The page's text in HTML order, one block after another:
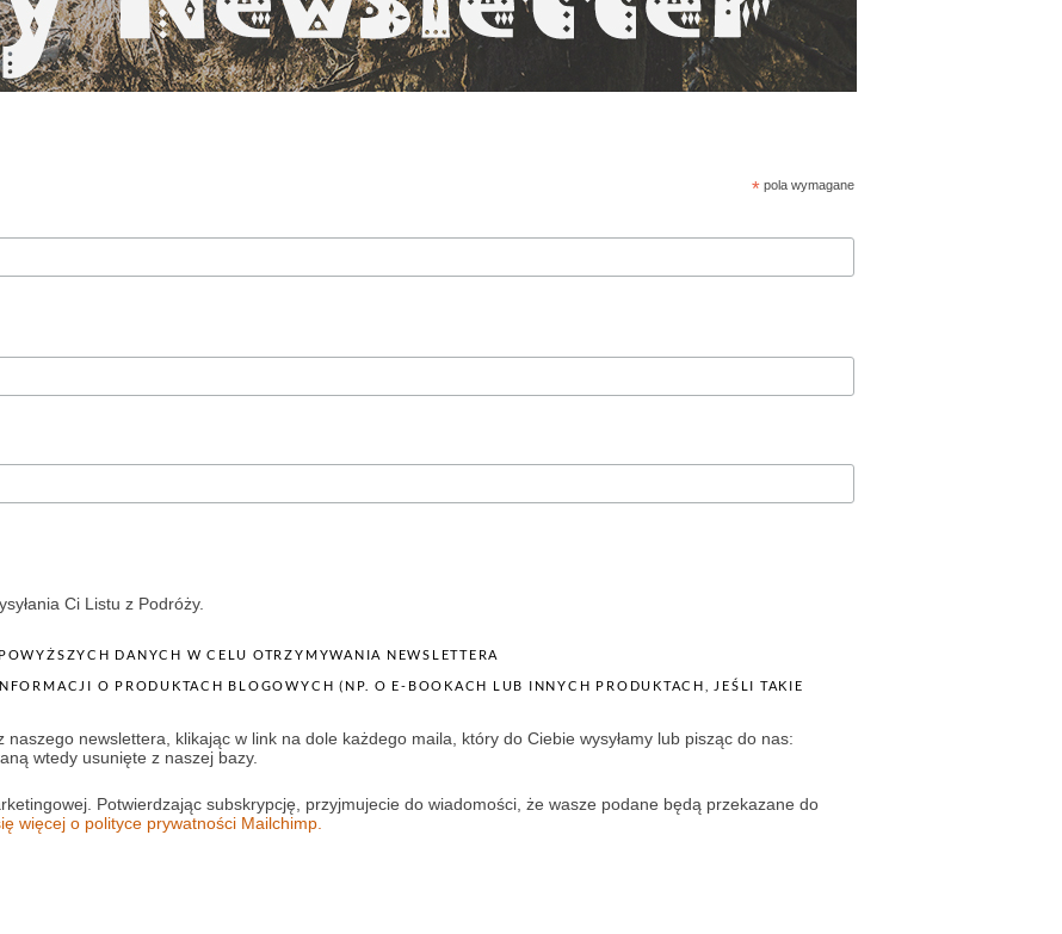
* pola wymagane
Ci Listu z Podróży.
DANYCH W CELU OTRZYMYWANIA NEWSLETTERA
(NP. O E-BOOKACH LUB INNYCH PRODUKTACH, JEŚLI TAKIE
newslettera, klikając w link na dole każdego maila, który do Ciebie wysyłamy lub pisząc do nas:
wtedy usunięte z naszej bazy.
Potwierdzając subskrypcję, przyjmujecie do wiadomości, że wasze podane będą przekazane do
więcej o polityce prywatności Mailchimp.